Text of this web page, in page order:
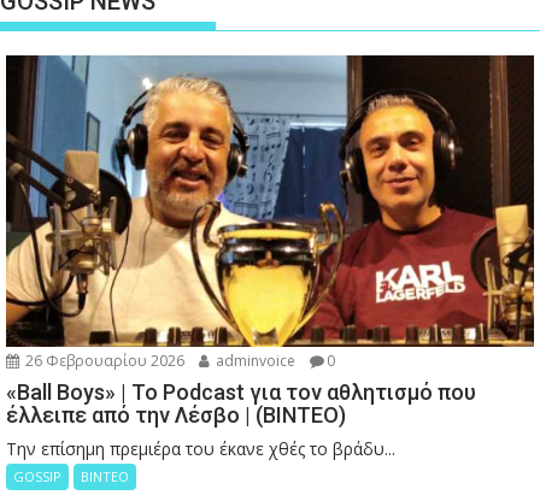
26 Φεβρουαρίου 2026 adminvoice 0
«Ball Boys» | Το Podcast για τον αθλητισμό που
έλλειπε από την Λέσβο | (ΒΙΝΤΕΟ)
Την επίσημη πρεμιέρα του έκανε χθές το βράδυ...
GOSSIP ΒΙΝΤΕΟ